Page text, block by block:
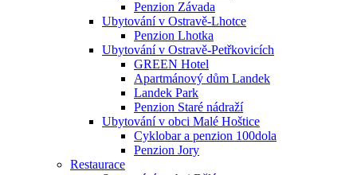
Penzion Závada
Ubytování v Ostravě-Lhotce
Penzion Lhotka
Ubytování v Ostravě-Petřkovicích
GREEN Hotel
Apartmánový dům Landek
Landek Park
Penzion Staré nádraží
Ubytování v obci Malé Hoštice
Cyklobar a penzion 100dola
Penzion Jory
Restaurace